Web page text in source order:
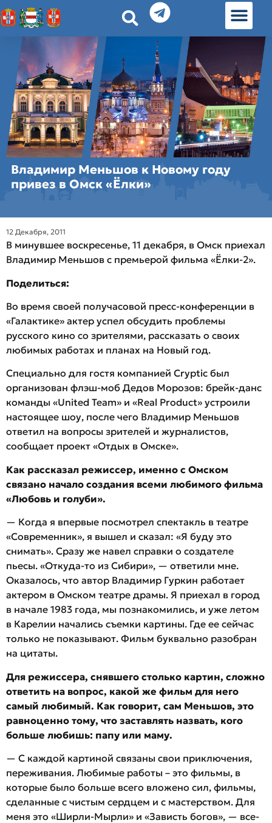
Владимир Меньшов к Новому году
привез в Омск «Ёлки»
12 Декабря, 2011
В минувшее воскресенье, 11 декабря, в Омск приехал
Владимир Меньшов с премьерой фильма «Ёлки-2».
Поделиться:
Во время своей получасовой пресс-конференции в
«Галактике» актер успел обсудить проблемы
русского кино со зрителями, рассказать о своих
любимых работах и планах на Новый год.
Специально для гостя компанией Cryptic был
организован флэш-моб Дедов Морозов: брейк-данс
команды «United Team» и «Real Product» устроили
настоящее шоу, после чего Владимир Меньшов
ответил на вопросы зрителей и журналистов,
сообщает проект «Отдых в Омске».
Как рассказал режиссер, именно с Омском
связано начало создания всеми любимого фильма
«Любовь и голуби».
— Когда я впервые посмотрел спектакль в театре
«Современник», я вышел и сказал: «Я буду это
снимать». Сразу же навел справки о создателе
пьесы. «Откуда-то из Сибири», — ответили мне.
Оказалось, что автор Владимир Гуркин работает
актером в Омском театре драмы. Я приехал в город
в начале 1983 года, мы познакомились, и уже летом
в Карелии начались съемки картины. Где ее сейчас
только не показывают. Фильм буквально разобран
на цитаты.
Для режиссера, снявшего столько картин, сложно
ответить на вопрос, какой же фильм для него
самый любимый. Как говорит, сам Меньшов, это
равноценно тому, что заставлять назвать, кого
больше любишь: папу или маму.
— С каждой картиной связаны свои приключения,
переживания. Любимые работы – это фильмы, в
которые было больше всего вложено сил, фильмы,
сделанные с чистым сердцем и с мастерством. Для
меня это «Ширли-Мырли» и «Зависть богов», — все-